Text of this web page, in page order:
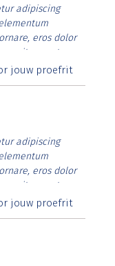
adipiscing
eros dolor
vitae erat.
rutrum lorem
jouw proefrit
adipiscing
eros dolor
vitae erat.
rutrum lorem
jouw proefrit